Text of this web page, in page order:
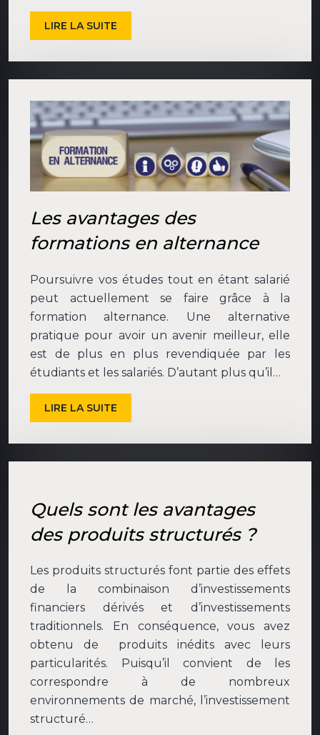
LIRE LA SUITE
Les avantages des
formations en alternance
Poursuivre vos études tout en étant salarié
peut actuellement se faire grâce à la
formation alternance. Une alternative
pratique pour avoir un avenir meilleur, elle
est de plus en plus revendiquée par les
étudiants et les salariés. D’autant plus qu’il…
LIRE LA SUITE
Quels sont les avantages
des produits structurés ?
Les produits structurés font partie des effets
de la combinaison d’investissements
financiers dérivés et d’investissements
traditionnels. En conséquence, vous avez
obtenu de produits inédits avec leurs
particularités. Puisqu’il convient de les
correspondre à de nombreux
environnements de marché, l’investissement
structuré…